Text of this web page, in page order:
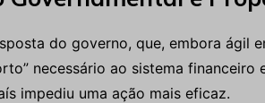
do governo, que, embora ágil
necessário ao sistema financeiro
impediu uma ação mais eficaz.